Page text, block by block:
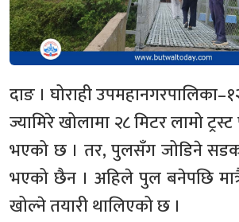
दाङ । घोराही
ज्यामिरे खोलामा २८ मिटर लामो
भएको छ । तर, पुलसँग जोडिने
भएको छैन । अहिले पुल बनेपछि
खोल्ने तयारी थालिएको छ ।